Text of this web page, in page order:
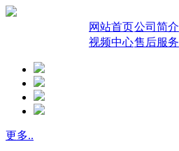
网站首页公司简介
视频中心售后服务
更多..